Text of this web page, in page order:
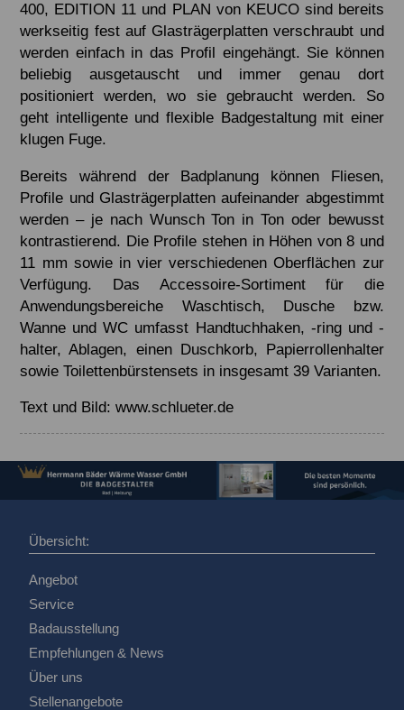
400, EDITION 11 und PLAN von KEUCO sind bereits
werkseitig fest auf Glasträgerplatten verschraubt und
werden einfach in das Profil eingehängt. Sie können
beliebig ausgetauscht und immer genau dort
positioniert werden, wo sie gebraucht werden. So
geht intelligente und flexible Badgestaltung mit einer
klugen Fuge.
Bereits während der Badplanung können Fliesen,
Profile und Glasträgerplatten aufeinander abgestimmt
werden – je nach Wunsch Ton in Ton oder bewusst
kontrastierend. Die Profile stehen in Höhen von 8 und
11 mm sowie in vier verschiedenen Oberflächen zur
Verfügung. Das Accessoire-Sortiment für die
Anwendungsbereiche Waschtisch, Dusche bzw.
Wanne und WC umfasst Handtuchhaken, -ring und -
halter, Ablagen, einen Duschkorb, Papierrollenhalter
sowie Toilettenbürstensets in insgesamt 39 Varianten.
Text und Bild: www.schlueter.de
Übersicht:
Angebot
Service
Badausstellung
Empfehlungen & News
Über uns
Stellenangebote